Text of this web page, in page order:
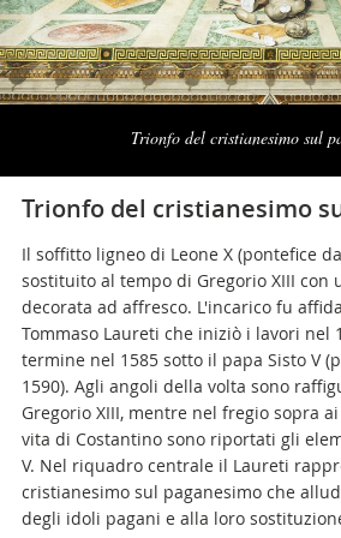
Trionfo del cristianesimo sul
Naviga
Trionfo del cristianesimo
Il soffitto ligneo di Leone X (pontefice
sostituito al tempo di Gregorio XIII con
decorata ad affresco. L'incarico fu
Tommaso Laureti che iniziò i lavori nel
termine nel 1585 sotto il papa Sisto V
1590). Agli angoli della volta sono
Gregorio XIII, mentre nel fregio sopra
vita di Costantino sono riportati gli
V. Nel riquadro centrale il Laureti
cristianesimo sul paganesimo che
degli idoli pagani e alla loro